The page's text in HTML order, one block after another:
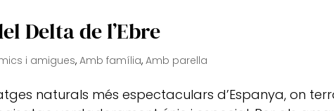
Delta de l’Ebre
i amigues,Amb família,Amb parella
naturals més espectaculars d’Espanya, on